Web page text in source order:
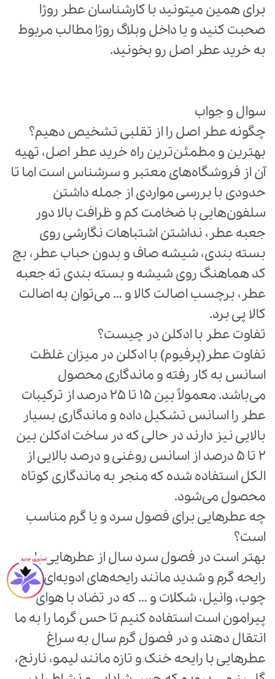
برای همین میتونید با کارشناسان عطر روژا
صحبت کنید و یا داخل وبلاگ روژا مطالب مربوط
به خرید عطر اصل رو بخونید.
سوال و جواب
چگونه عطر اصل را از تقلبی تشخیص دهیم؟
بهترین و مطمئن‌ترین راه خرید عطر اصل، تهیه
آن از فروشگاه‌های معتبر و سرشناس است اما تا
حدودی با بررسی مواردی از جمله داشتن
سلفون‌هایی با ضخامت کم و ظرافت بالا دور
جعبه عطر، نداشتن اشتباهات نگارشی روی
بسته بندی، شیشه صاف و بدون حباب عطر، بچ
کد هماهنگ روی شیشه و بسته بندی ته جعبه
عطر، برچسب اصالت کالا و … می‌توان به اصالت
کالا پی برد.
تفاوت عطر با ادکلن در چیست؟
تفاوت عطر(پرفیوم) با ادکلن در میزان غلظت
اسانس به کار رفته و ماندگاری محصول
می‌باشد. معمولاً بین 15 تا 25 درصد از ترکیبات
عطر را اسانس تشکیل داده و ماندگاری بسیار
بالایی نیز دارند در حالی که در ساخت ادکلن بین
2 تا 5 درصد از اسانس روغنی و درصد بالایی از
الکل استفاده شده که منجر به ماندگاری کوتاه
محصول می‌شود.
چه عطرهایی برای فصول سرد و یا گرم مناسب
است؟
بهتر است در فصول سرد سال از عطرهایی با
رایحه گرم و شدید مانند رایحه‌های ادویه‌ای،
چوب، وانیل، شکلات و … که در تضاد با هوای
پیرامون است استفاده کنیم تا حس گرما را به ما
انتقال دهند و در فصول گرم سال به سراغ
عطرهایی با رایحه خنک و تازه مانند لیمو، نارنج،